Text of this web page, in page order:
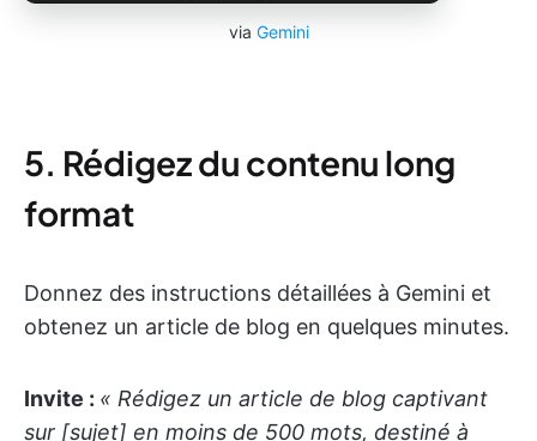
via Gemini
5. Rédigez du contenu long
format
Donnez des instructions détaillées à Gemini et
obtenez un article de blog en quelques minutes.
Invite : « Rédigez un article de blog captivant
sur [sujet] en moins de 500 mots, destiné à